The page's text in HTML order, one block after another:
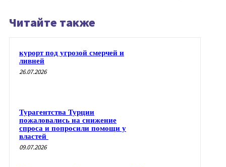
Читайте также
курорт под угрозой смерчей и
ливней
26.07.2026
Турагентства Турции
пожаловались на снижение
спроса и попросили помощи у
властей
09.07.2026